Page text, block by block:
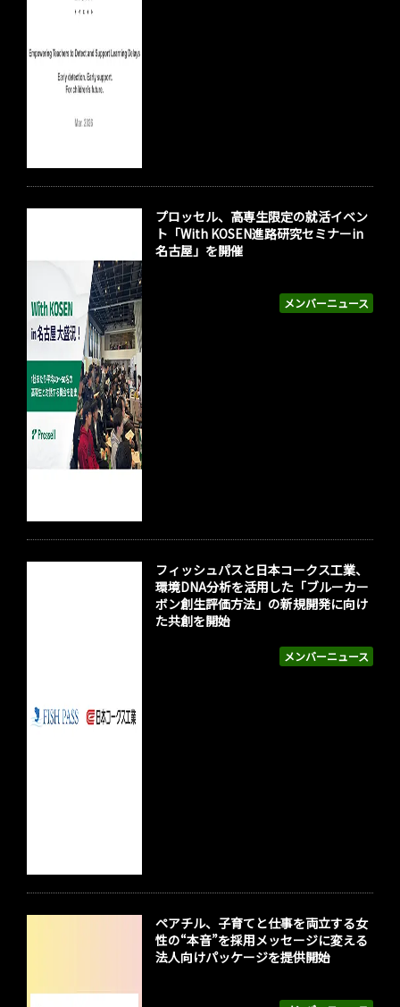
メンバーニュース
プロッセル、高専生限定の就活イベン
ト「With KOSEN進路研究セミナーin
名古屋」を開催
メンバーニュース
フィッシュパスと日本コークス工業、
環境DNA分析を活用した「ブルーカー
ボン創生評価方法」の新規開発に向け
た共創を開始
ペアチル、子育てと仕事を両立する女
性の“本音”を採用メッセージに変える
法人向けパッケージを提供開始